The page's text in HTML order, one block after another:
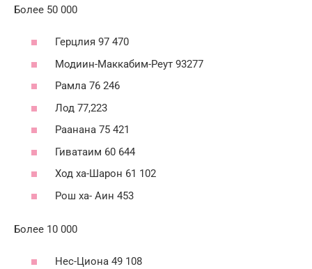
Более 50 000
Герцлия 97 470
Модиин-Маккабим-Реут 93277
Рамла 76 246
Лод 77,223
Раанана 75 421
Гиватаим 60 644
Ход ха-Шарон 61 102
Рош ха- Аин 453
Более 10 000
Нес-Циона 49 108